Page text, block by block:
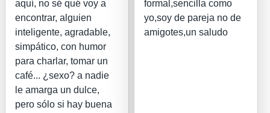
aquí, no sé qué voy a
encontrar, alguien
inteligente, agradable,
simpático, con humor
para charlar, tomar un
café... ¿sexo? a nadie
le amarga un dulce,
pero sólo si hay buena
formal,sencilla como
yo,soy de pareja no de
amigotes,un saludo